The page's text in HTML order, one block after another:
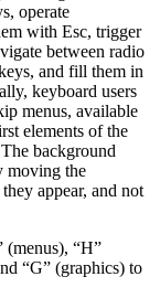
operate
with Esc, trigger
between radio
and fill them in
keyboard users
menus, available
elements of the
background
moving the
appear, and not
(menus), “H”
“G” (graphics) to